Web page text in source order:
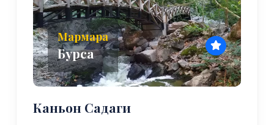
Мармара
Бурса
Каньон Садаги